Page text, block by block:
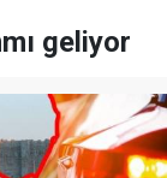
geliyor